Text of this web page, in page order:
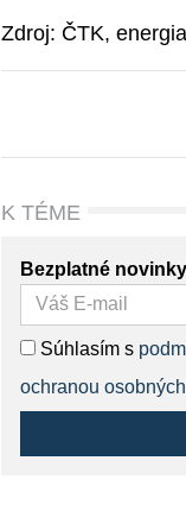
Zdroj: ČTK, energia
K TÉME
Bezplatné
Súhlasím s
ochranou